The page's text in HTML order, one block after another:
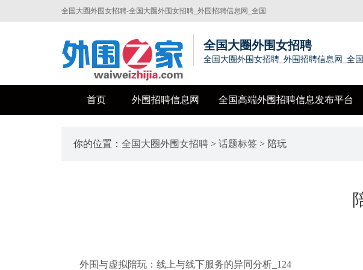
全国大圈外围女招聘-全国大圈外围女招聘_外围招聘信息网_全国
全国大圈外围女招聘
全国大圈外围女招聘_外围招聘信息网_全
首页 外围招聘信息网 全国高端外围招聘信息发布平台
你的位置： 全国大圈外围女招聘 > 话题标签 > 陪玩
外围与虚拟陪玩：线上与线下服务的异同分析_124